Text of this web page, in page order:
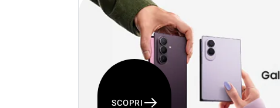
SCOPRI